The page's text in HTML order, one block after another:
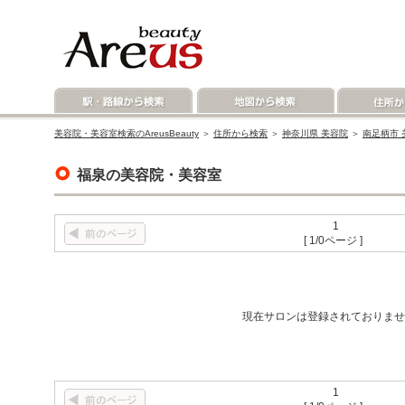
美容院・美容室検索のAreusBeauty ＞ 住所から検索 ＞ 神奈川県 美容院 ＞ 南足柄市
福泉の美容院・美容室
1
[ 1/0ページ ]
現在サロンは登録されておりま
1